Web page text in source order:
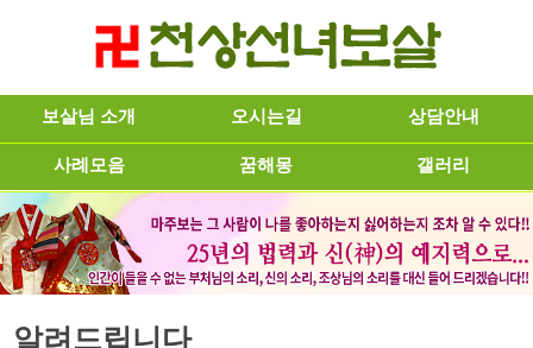
보살님 소개 오시는길 상담안내
사례모음 꿈해몽 갤러리
알려드립니다